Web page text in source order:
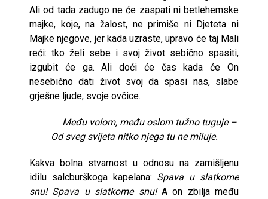
Ali od tada zadugo ne će zaspati ni betlehemske
majke, koje, na žalost, ne primiše ni Djeteta ni
Majke njegove, jer kada uzraste, upravo će taj Mali
reći: tko želi sebe i svoj život sebično spasiti,
izgubit će ga. Ali doći će čas kada će On
nesebično dati život svoj da spasi nas, slabe
grješne ljude, svoje ovčice.
Među volom, među oslom tužno tuguje –
Od sveg svijeta nitko njega tu ne miluje.
Kakva bolna stvarnost u odnosu na zamišljenu
idilu salcburškoga kapelana: Spava u slatkome
snu! Spava u slatkome snu!A on zbilja među